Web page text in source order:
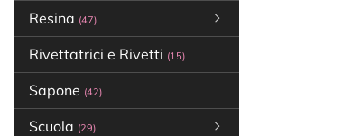
Resina (47)
Rivettatrici e Rivetti (15)
Sapone (42)
Scuola (29)